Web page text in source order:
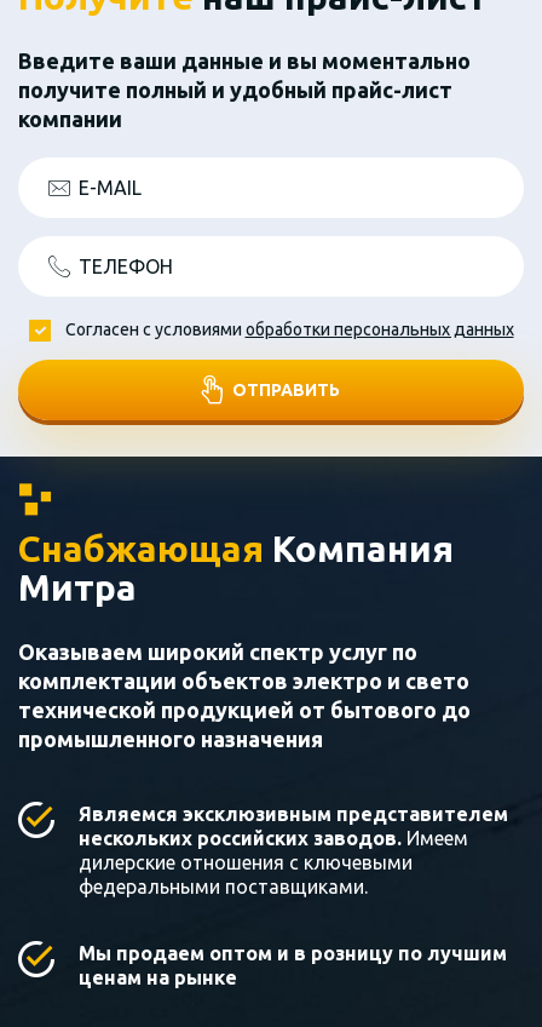
Введите ваши данные и вы моментально
получите полный и удобный прайс-лист
компании
E-MAIL
ТЕЛЕФОН
ОТПРАВИТЬ
Согласен с условиями обработки персональных данных
Снабжающая Компания
Митра
Оказываем широкий спектр услуг по
комплектации объектов электро и свето
технической продукцией от бытового до
промышленного назначения
Являемся эксклюзивным представителем
нескольких российских заводов. Имеем
дилерские отношения с ключевыми
федеральными поставщиками.
Мы продаем оптом и в розницу по лучшим
ценам на рынке